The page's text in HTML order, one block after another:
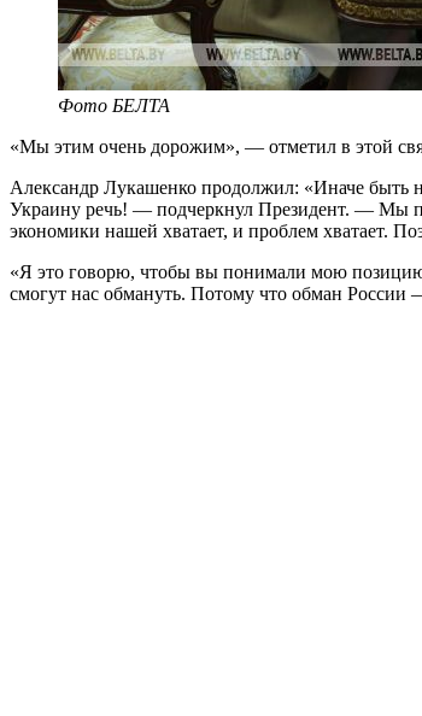
Фото БЕЛТА
«Мы этим очень дорожим», — отметил в этой
Александр Лукашенко продолжил: «Иначе быть
Украину речь! — подчеркнул Президент. — Мы
экономики нашей хватает, и проблем хватает.
«Я это говорю, чтобы вы понимали мою
смогут нас обмануть. Потому что обман России